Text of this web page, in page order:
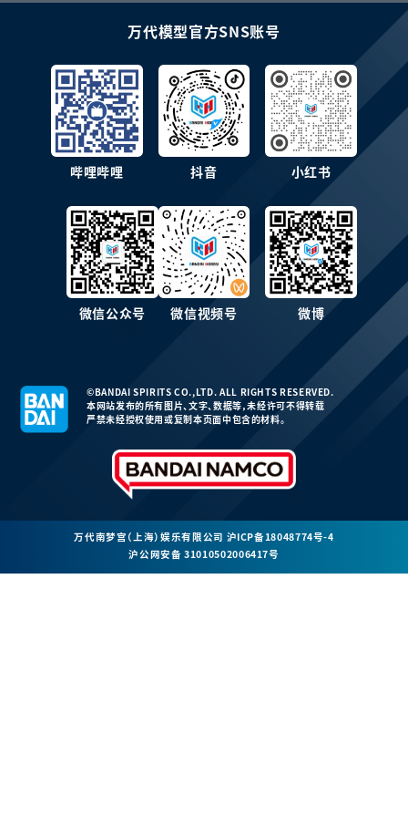
万代模型官方SNS账号
哔哩哔哩 抖音 小红书
微信公众号 微信视频号 微博
©BANDAI SPIRITS CO.,LTD. ALL RIGHTS RESERVED.
本网站发布的所有图片、文字、数据等，未经许可不得转载
严禁未经授权使用或复制本页面中包含的材料。
万代南梦宫（上海）娱乐有限公司 沪ICP备18048774号-4
沪公网安备 31010502006417号